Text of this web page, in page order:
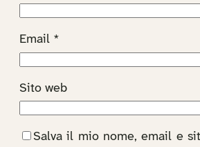
Email *
Sito web
Salva il mio nome, email e